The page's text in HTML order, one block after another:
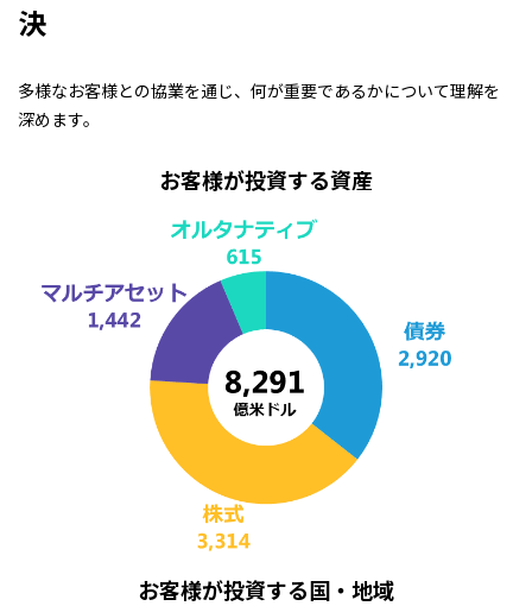
決
多様なお客様との協業を通じ、何が重要であるかについて理解を
深めます。
お客様が投資する資産
お客様が投資する国・地域